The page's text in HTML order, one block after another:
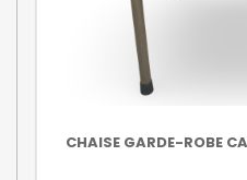
CHAISE GARDE-ROBE